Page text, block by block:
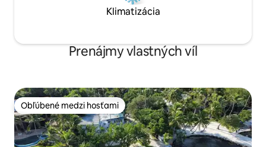
Klimatizácia
Prenájmy vlastných víl
Obľúbené medzi hosťami
Obľúbené medzi hosťami